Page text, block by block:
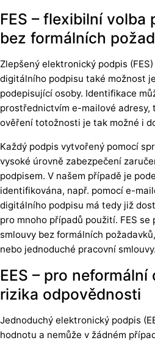
FES – flexibilní volba
bez formálních
Zlepšený elektronický podpis
digitálního podpisu také možnost
podepisující osoby. Identifikace
prostřednictvím e-mailové adresy,
ověření totožnosti je tak možné i
Každý podpis vytvořený pomocí
vysoké úrovně zabezpečení
podpisem. V našem případě je
identifikována, např. pomocí e-
digitálního podpisu má tedy již
pro mnoho případů použití. FES
smlouvy bez formálních
nebo jednoduché pracovní smlouvy.
EES – pro
rizika odpovědnosti
Jednoduchý elektronický podpis
hodnotu a nemůže v žádném